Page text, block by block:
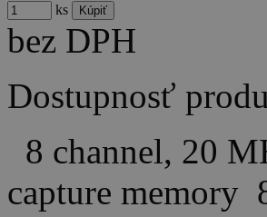
ks
bez DPH
Dostupnosť
8 channel, 20
capture